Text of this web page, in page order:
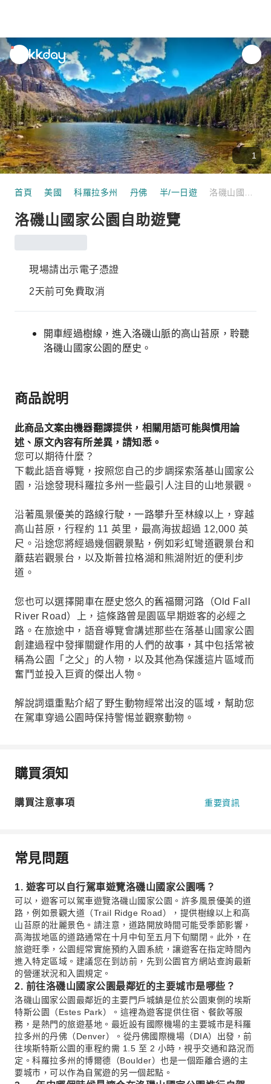
unread
notifications
1
首頁 美國 科羅拉多州 丹佛 半/一日遊
洛磯山國家公園自助遊覽
現場請出示電子憑證
2天前可免費取消
開車經過樹線，進入洛磯山脈的高山苔原，聆聽
洛磯山國家公園的歷史。
商品說明
此商品文案由機器翻譯提供，相關用語可能與慣用論
述、原文內容有所差異，請知悉。
您可以期待什麼？
下載此語音導覽，按照您自己的步調探索落基山國家公
園，沿途發現科羅拉多州一些最引人注目的山地景觀。
沿著風景優美的路線行駛，一路攀升至林線以上，穿越
高山苔原，行程約 11 英里，最高海拔超過 12,000 英
尺。沿途您將經過幾個觀景點，例如彩虹彎道觀景台和
蘑菇岩觀景台，以及斯普拉格湖和熊湖附近的便利步
道。
您也可以選擇開車在歷史悠久的舊福爾河路（Old Fall
River Road）上，這條路曾是園區早期遊客的必經之
路。在旅途中，語音導覽會講述那些在落基山國家公園
創建過程中發揮關鍵作用的人們的故事，其中包括常被
稱為公園「之父」的人物，以及其他為保護這片區域而
奮鬥並投入巨資的傑出人物。
解說詞還重點介紹了野生動物經常出沒的區域，幫助您
在駕車穿過公園時保持警惕並觀察動物。
購買須知
購買注意事項 重要資訊
常見問題
1. 遊客可以自行駕車遊覽洛磯山國家公園嗎？
可以，遊客可以駕車遊覽洛磯山國家公園。許多風景優美的道
路，例如景觀大道（Trail Ridge Road），提供樹線以上和高
山苔原的壯麗景色。請注意，道路開放時間可能受季節影響，
高海拔地區的道路通常在十月中旬至五月下旬關閉。此外，在
旅遊旺季，公園經常實施預約入園系統，讓遊客在指定時間內
進入特定區域。建議您在到訪前，先到公園官方網站查詢最新
的營運狀況和入園規定。
2. 前往洛磯山國家公園最鄰近的主要城市是哪些？
洛磯山國家公園最鄰近的主要門戶城鎮是位於公園東側的埃斯
特斯公園（Estes Park）。這裡為遊客提供住宿、餐飲等服
務，是熱門的旅遊基地。最近設有國際機場的主要城市是科羅
拉多州的丹佛（Denver）。從丹佛國際機場（DIA）出發，前
往埃斯特斯公園的車程約需 1.5 至 2 小時，視乎交通和路況而
定。科羅拉多州的博爾德（Boulder）也是一個距離合適的主
要城市，可以作為自駕遊的另一個起點。